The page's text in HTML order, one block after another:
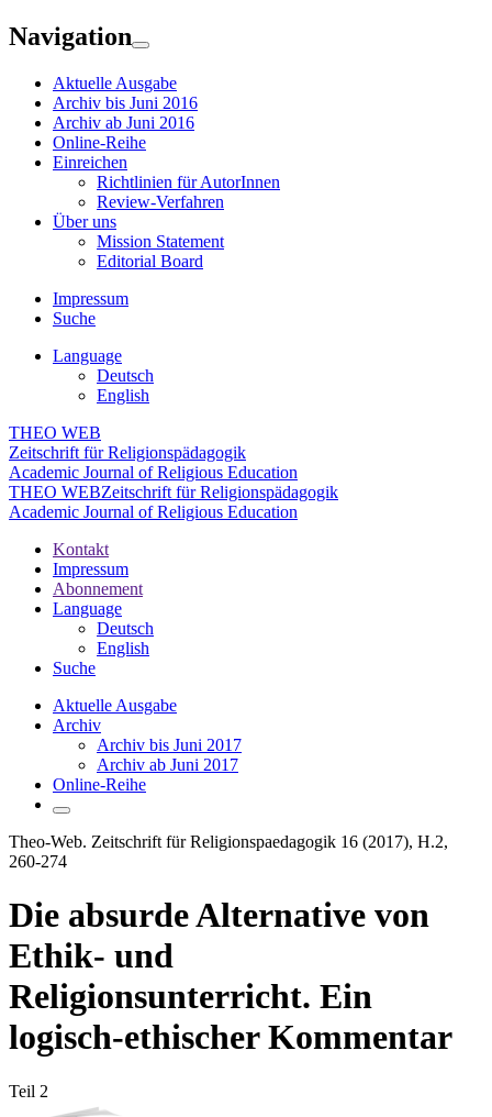
Navigation
Aktuelle Ausgabe
Archiv bis Juni 2016
Archiv ab Juni 2016
Online-Reihe
Einreichen
Richtlinien für AutorInnen
Review-Verfahren
Über uns
Mission Statement
Editorial Board
Impressum
Suche
Language
Deutsch
English
THEO WEB
Zeitschrift für Religionspädagogik
Academic Journal of Religious Education
THEO WEBZeitschrift für Religionspädagogik
Academic Journal of Religious Education
Kontakt
Impressum
Abonnement
Language
Deutsch
English
Suche
Aktuelle Ausgabe
Archiv
Archiv bis Juni 2017
Archiv ab Juni 2017
Online-Reihe
Theo-Web. Zeitschrift für Religionspaedagogik 16 (2017), H.2,
260-274
Die absurde Alternative von
Ethik- und
Religionsunterricht. Ein
logisch-ethischer Kommentar
Teil 2